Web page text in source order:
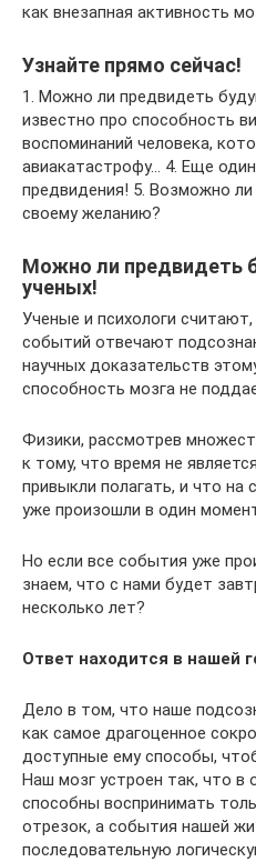
как внезапная активность
Узнайте прямо сейчас!
1. Можно ли предвидеть
известно про способность
воспоминаний человека,
авиакатастрофу… 4. Еще
предвидения! 5. Возможно
своему желанию?
Можно ли предвидеть
ученых!
Ученые и психологи
событий отвечают
научных доказательств
способность мозга не
Физики, рассмотрев
к тому, что время не
привыкли полагать, и что
уже произошли в один
Но если все события уже
знаем, что с нами будет
несколько лет?
Ответ находится в нашей
Дело в том, что наше
как самое драгоценное
доступные ему способы,
Наш мозг устроен так, что
способны воспринимать
отрезок, а события нашей
последовательную